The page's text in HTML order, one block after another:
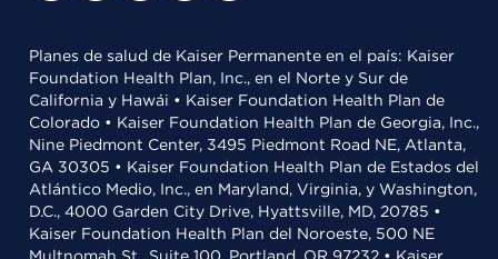
Planes de salud de Kaiser Permanente en el país: Kaiser
Foundation Health Plan, Inc., en el Norte y Sur de
California y Hawái • Kaiser Foundation Health Plan de
Colorado • Kaiser Foundation Health Plan de Georgia, Inc.,
Nine Piedmont Center, 3495 Piedmont Road NE, Atlanta,
GA 30305 • Kaiser Foundation Health Plan de Estados del
Atlántico Medio, Inc., en Maryland, Virginia, y Washington,
D.C., 4000 Garden City Drive, Hyattsville, MD, 20785 •
Kaiser Foundation Health Plan del Noroeste, 500 NE